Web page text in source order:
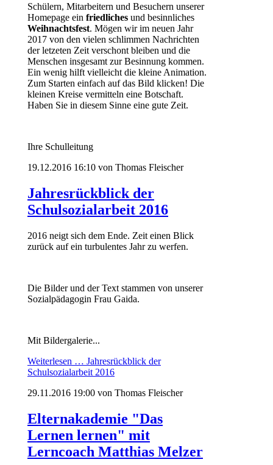
Schülern, Mitarbeitern und Besuchern unserer
Homepage ein friedliches und besinnliches
Weihnachtsfest. Mögen wir im neuen Jahr
2017 von den vielen schlimmen Nachrichten
der letzeten Zeit verschont bleiben und die
Menschen insgesamt zur Besinnung kommen.
Ein wenig hilft vielleicht die kleine Animation.
Zum Starten einfach auf das Bild klicken! Die
kleinen Kreise vermitteln eine Botschaft.
Haben Sie in diesem Sinne eine gute Zeit.
Ihre Schulleitung
19.12.2016 16:10 von Thomas Fleischer
Jahresrückblick der
Schulsozialarbeit 2016
2016 neigt sich dem Ende. Zeit einen Blick
zurück auf ein turbulentes Jahr zu werfen.
Die Bilder und der Text stammen von unserer
Sozialpädagogin Frau Gaida.
Mit Bildergalerie...
Weiterlesen … Jahresrückblick der
Schulsozialarbeit 2016
29.11.2016 19:00 von Thomas Fleischer
Elternakademie "Das
Lernen lernen" mit
Lerncoach Matthias Melzer